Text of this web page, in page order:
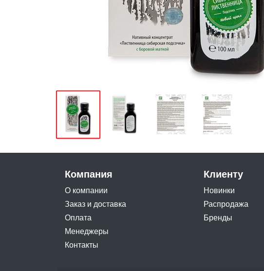
Компания
О компании
Заказ и доставка
Оплата
Менеджеры
Контакты
Клиенту
Новинки
Распродажа
Бренды